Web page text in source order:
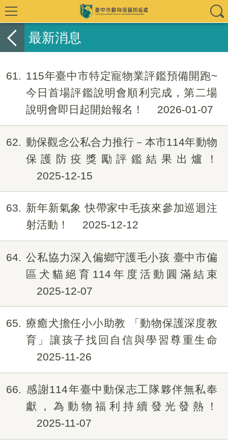
最新消息
61
115年臺中市特定寵物業評鑑預備開跑~
今日首場評鑑說明會順利完成，第二場
說明會即日起開始報名！
2026-01-07
62
動保觀念公私合力推行－本市114年動物
保護防疫獎勵評鑑結果出爐！
2025-12-15
63
新年新氣象 快帶家中毛孩來參加巡迴注
射活動！
2025-12-12
64
公私協力深入偏鄉守護毛小孩 臺中市偏
區犬貓絕育114年度活動圓滿結束
2025-12-07
65
療癒犬擔任小小助教 「動物保護深度教
育」讓孩子找回自信與學習尊重生命
2025-11-26
66
感謝114年臺中動保志工隊夥伴無私奉
獻，為動物福利持續發光發熱！
2025-11-07